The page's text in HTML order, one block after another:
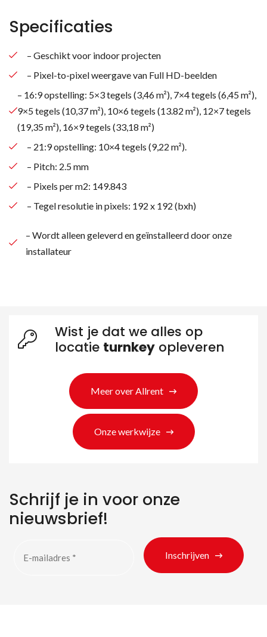
Specificaties
– Geschikt voor indoor projecten
– Pixel-to-pixel weergave van Full HD-beelden
– 16:9 opstelling: 5×3 tegels (3,46 m²), 7×4 tegels (6,45 m²),
9×5 tegels (10,37 m²), 10×6 tegels (13.82 m²), 12×7 tegels
(19,35 m²), 16×9 tegels (33,18 m²)
– 21:9 opstelling: 10×4 tegels (9,22 m²).
– Pitch: 2.5 mm
– Pixels per m2: 149.843
– Tegel resolutie in pixels: 192 x 192 (bxh)
– Wordt alleen geleverd en geïnstalleerd door onze
installateur
Wist je dat we alles op
locatie turnkey opleveren
Meer over Allrent
Onze werkwijze
Schrijf je in voor onze
nieuwsbrief!
Inschrijven
Zoeken naar producten